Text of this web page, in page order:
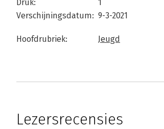
Druk:
1
Verschijningsdatum: 9-3-2021
Hoofdrubriek: Jeugd
Lezersrecensies